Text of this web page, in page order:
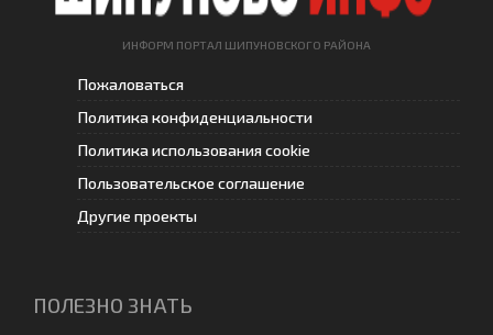
ИНФОРМ ПОРТАЛ ШИПУНОВСКОГО РАЙОНА
Пожаловаться
Политика конфиденциальности
Политика использования cookie
Пользовательское соглашение
Другие проекты
ПОЛЕЗНО ЗНАТЬ